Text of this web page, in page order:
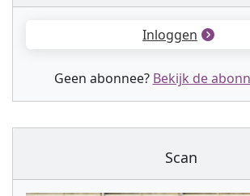
Inloggen
Geen abonnee? Bekijk de
Scan